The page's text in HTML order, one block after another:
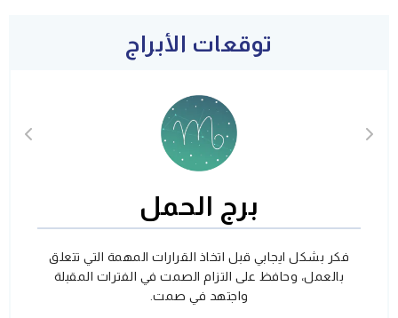
توقعات الأبراج
برج الحمل
فكر بشكل ايجابي قبل اتخاذ القرارات المهمة التي تتعلق
بالعمل، وحافظ على التزام الصمت في الفترات المقبلة
واجتهد في صمت.